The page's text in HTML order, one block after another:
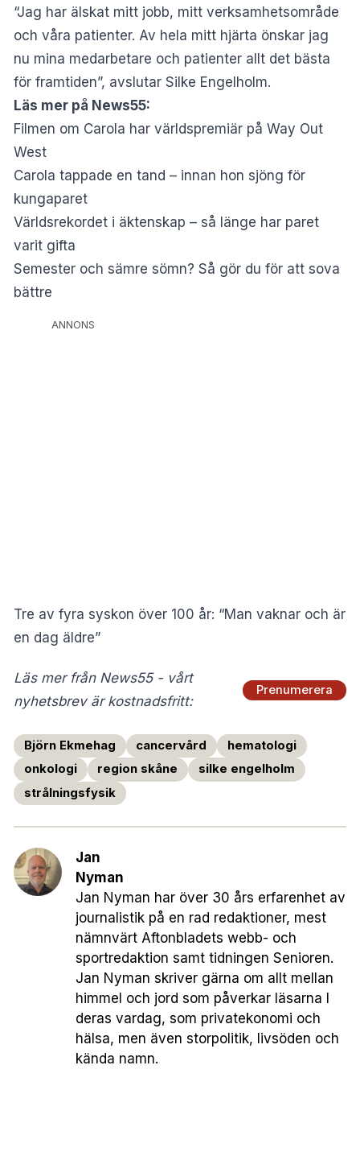
“Jag har älskat mitt jobb, mitt verksamhetsområde
och våra patienter. Av hela mitt hjärta önskar jag
nu mina medarbetare och patienter allt det bästa
för framtiden”, avslutar Silke Engelholm.
Läs mer på News55:
Filmen om Carola har världspremiär på Way Out
West
Carola tappade en tand – innan hon sjöng för
kungaparet
Världsrekordet i äktenskap – så länge har paret
varit gifta
Semester och sämre sömn? Så gör du för att sova
bättre
ANNONS
Tre av fyra syskon över 100 år: “Man vaknar och är
en dag äldre”
Läs mer från News55 - vårt
nyhetsbrev är kostnadsfritt:
Prenumerera
Björn Ekmehag cancervård
hematologi
onkologi
region skåne
silke engelholm
strålningsfysik
Jan
Nyman
Jan Nyman har över 30 års erfarenhet av
journalistik på en rad redaktioner, mest
nämnvärt Aftonbladets webb- och
sportredaktion samt tidningen Senioren.
Jan Nyman skriver gärna om allt mellan
himmel och jord som påverkar läsarna I
deras vardag, som privatekonomi och
hälsa, men även storpolitik, livsöden och
kända namn.